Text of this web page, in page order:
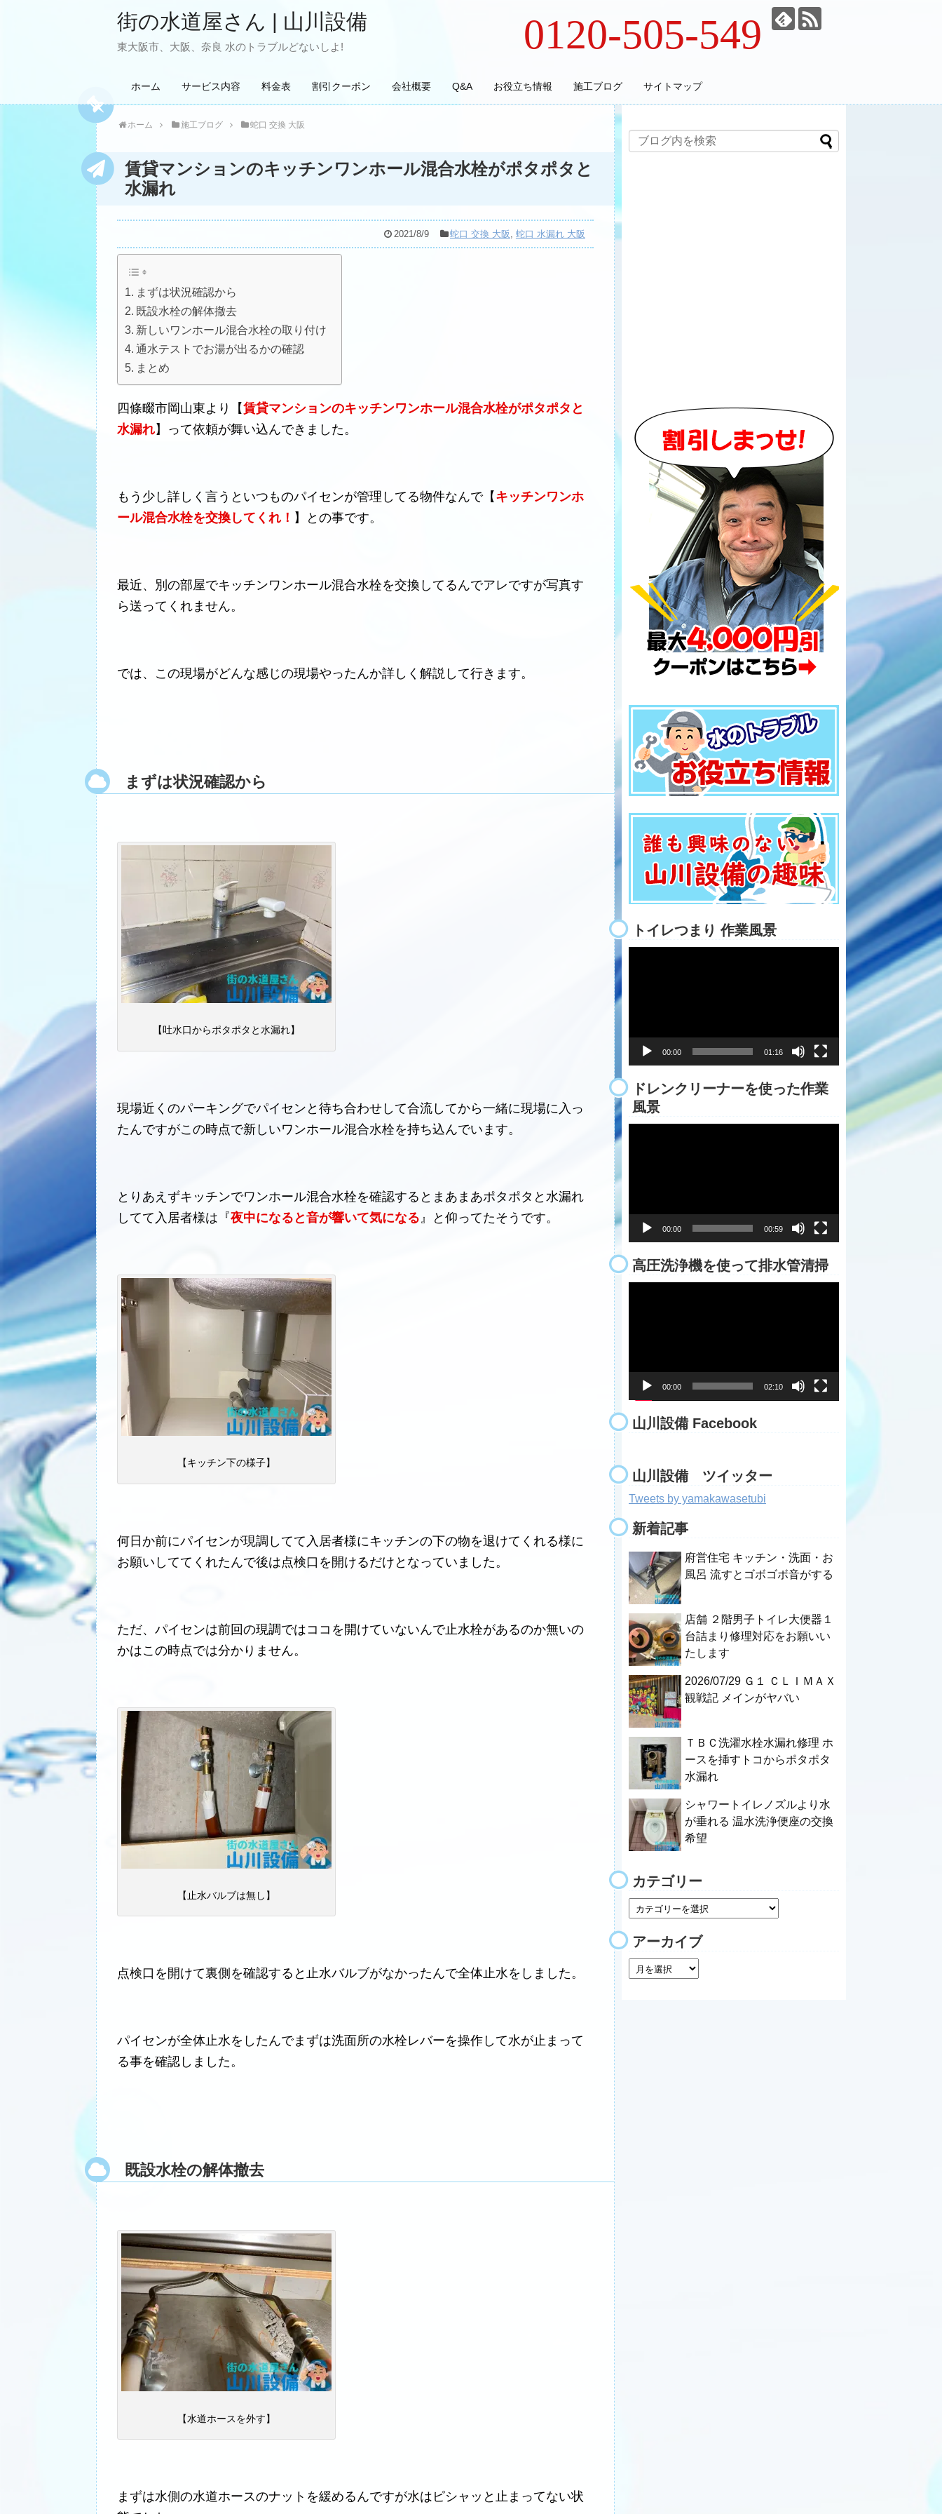
街の水道屋さん | 山川設備
東大阪市、大阪、奈良 水のトラブルどないしよ! 0120-505-549
ホーム サービス内容 料金表 割引クーポン 会社概要 Q&A お役立ち情報 施工ブログ サイトマップ
ホーム 施工ブログ 蛇口 交換 大阪
賃貸マンションのキッチンワンホール混合水栓がポタポタと
水漏れ
2021/8/9 蛇口 交換 大阪 , 蛇口 水漏れ 大阪
まずは状況確認から
既設水栓の解体撤去
新しいワンホール混合水栓の取り付け
通水テストでお湯が出るかの確認
まとめ
四條畷市岡山東より【賃貸マンションのキッチンワンホール混合水栓がポタポタと
水漏れ】って依頼が舞い込んできました。
もう少し詳しく言うといつものパイセンが管理してる物件なんで【 キッチンワンホ
ール混合水栓を交換してくれ！ 】との事です。
最近、別の部屋でキッチンワンホール混合水栓を交換してるんでアレですが写真す
ら送ってくれません。
では、この現場がどんな感じの現場やったんか詳しく解説して行きます。
まずは状況確認から
【吐水口からポタポタと水漏れ】
現場近くのパーキングでパイセンと待ち合わせして合流してから一緒に現場に入っ
たんですがこの時点で新しいワンホール混合水栓を持ち込んでいます。
とりあえずキッチンでワンホール混合水栓を確認するとまあまあポタポタと水漏れ
してて入居者様は『夜中になると音が響いて気になる 』と仰ってたそうです。
【キッチン下の様子】
何日か前にパイセンが現調してて入居者様にキッチンの下の物を退けてくれる様に
お願いしててくれたんで後は点検口を開けるだけとなっていました。
ただ、パイセンは前回の現調ではココを開けていないんで止水栓があるのか無いの
かはこの時点では分かりません。
【止水バルブは無し】
点検口を開けて裏側を確認すると止水バルブがなかったんで全体止水をしました。
パイセンが全体止水をしたんでまずは洗面所の水栓レバーを操作して水が止まって
る事を確認しました。
既設水栓の解体撤去
【水道ホースを外す】
まずは水側の水道ホースのナットを緩めるんですが水はピシャッと止まってない状
トイレつまり 作業風景
ー
00:00 01:16
ドレンクリーナーを使った作業
風景
ー
00:00 00:59
高圧洗浄機を使って排水管清掃
00:00 02:10
山川設備 Facebook
山川設備 ツイッター
Tweets by yamakawasetubi
新着記事
府営住宅 キッチン・洗面・お
風呂 流すとゴボゴボ音がする
店舗 ２階男子トイレ大便器１
台詰まり修理対応をお願いい
たします
2026/07/29 Ｇ１ ＣＬＩＭＡＸ
観戦記 メインがヤバい
ＴＢＣ洗濯水栓水漏れ修理 ホ
ースを挿すトコからポタポタ
水漏れ
シャワートイレノズルより水
が垂れる 温水洗浄便座の交換
希望
カテゴリー
アーカイブ